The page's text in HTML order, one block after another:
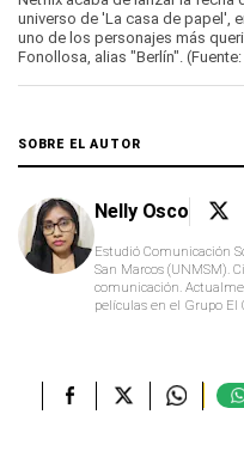
universo de 'La casa de papel',
uno de los personajes más
Fonollosa, alias "Berlín".
SOBRE EL AUTOR
Nelly Osco
Estudió Comunicación
San Marcos (UNMSM).
comunicación.
películas en el Grupo El